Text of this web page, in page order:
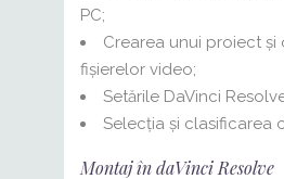
PC;
Crearea unui proiect și
fișierelor video;
Setările DaVinci
Selecția și clasificarea
Montaj în daVinci Resolve